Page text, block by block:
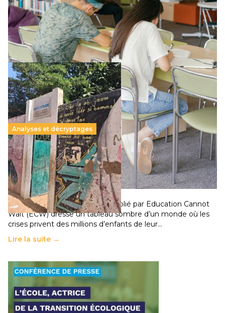
Le projet de loi sur la régulation de l’enseignement
supérieur privé met en lumière l’amplification d’un système
qui relègue l’acte pédagogique au superfétatoire, voire à…
Lire la suite →
Analyses et décryptages
258 millions d’enfants victimes de la guerre, des
chocs climatiques et des déplacements de
population
11 juillet 2026- National
Un nouveau rapport mondial publié par Education Cannot
Wait (ECW) dresse un tableau sombre d’un monde où les
crises privent des millions d’enfants de leur…
Lire la suite →